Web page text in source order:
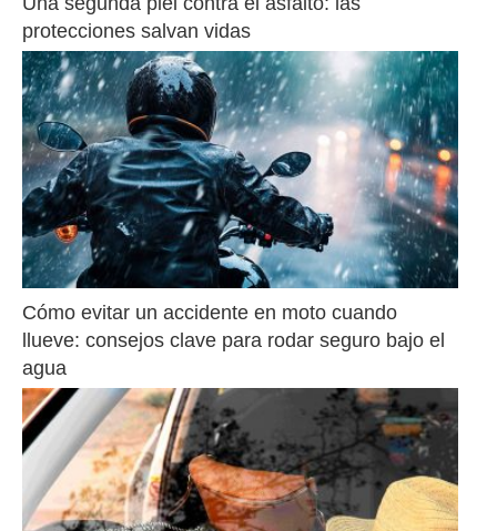
protecciones salvan vidas
Cómo evitar un accidente en moto cuando
llueve: consejos clave para rodar seguro bajo el
agua